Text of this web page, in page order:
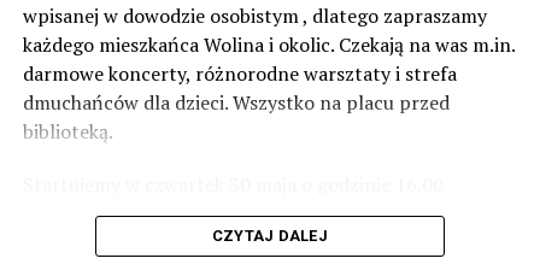
norm dopuszczalnego hałasu, no to nie możemy nic
zrobić. Tam są odpowiednie normy – 61 i 56 decybeli –
zaznacza.
Foto: Wojciech Basałygo
59667 odsłon
wpisanej w dowodzie osobistym , dlatego zapraszamy
każdego mieszkańca Wolina i okolic. Czekają na was m.in.
darmowe koncerty, różnorodne warsztaty i strefa
dmuchańców dla dzieci. Wszystko na placu przed
biblioteką.
występami zespołów „Yellow” i „Specyficzni”.
CZYTAJ DALEJ